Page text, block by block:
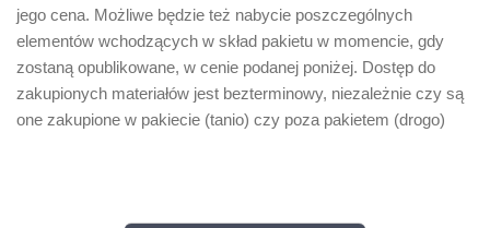
jego cena. Możliwe będzie też nabycie poszczególnych
elementów wchodzących w skład pakietu w momencie, gdy
zostaną opublikowane, w cenie podanej poniżej. Dostęp do
zakupionych materiałów jest bezterminowy, niezależnie czy są
one zakupione w pakiecie (tanio) czy poza pakietem (drogo)